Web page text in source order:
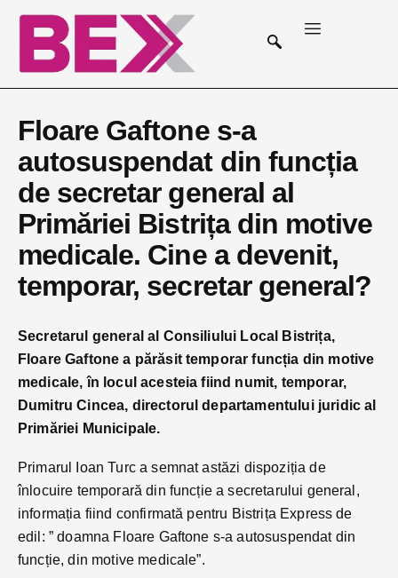
Floare Gaftone s-a
autosuspendat din funcția
de secretar general al
Primăriei Bistrița din motive
medicale. Cine a devenit,
temporar, secretar general?
Secretarul general al Consiliului Local Bistrița,
Floare Gaftone a părăsit temporar funcția din motive
medicale, în locul acesteia fiind numit, temporar,
Dumitru Cincea, directorul departamentului juridic al
Primăriei Municipale.
Primarul Ioan Turc a semnat astăzi dispoziția de
înlocuire temporară din funcție a secretarului general,
informația fiind confirmată pentru Bistrița Express de
edil: ” doamna Floare Gaftone s-a autosuspendat din
funcție, din motive medicale”.